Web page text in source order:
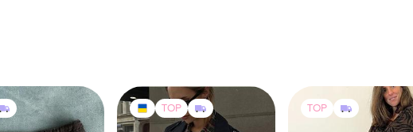
TOP TOP